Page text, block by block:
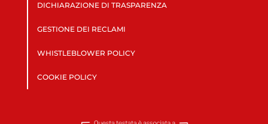
DICHIARAZIONE DI TRASPARENZA
GESTIONE DEI RECLAMI
WHISTLEBLOWER POLICY
COOKIE POLICY